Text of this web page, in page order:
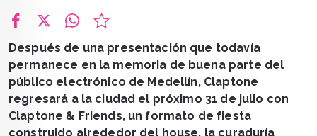
Después de una presentación que todavía
permanece en la memoria de buena parte del
público electrónico de Medellín, Claptone
regresará a la ciudad el próximo 31 de julio con
Claptone & Friends, un formato de fiesta
construido alrededor del house, la curaduría